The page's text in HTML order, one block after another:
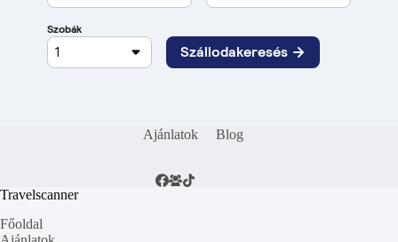
Ajánlatok Blog
Travelscanner
Főoldal